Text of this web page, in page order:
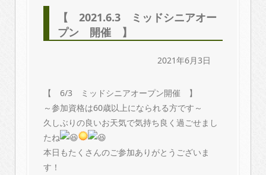
【 2021.6.3 ミッドシニアオー
プン 開催 】
2021年6月3日
【 6/3 ミッドシニアオープン開催 】
～参加資格は60歳以上になられる方です～
久しぶりの良いお天気で気持ち良く過ごせまし
たね
本日もたくさんのご参加ありがとうございま
す！